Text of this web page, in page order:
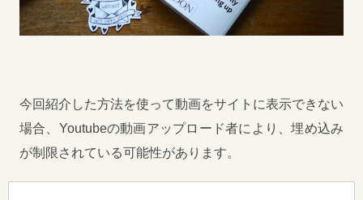
今回紹介した方法を使って動画をサイトに表示できない
場合、Youtubeの動画アップロード者により、埋め込み
が制限されている可能性があります。